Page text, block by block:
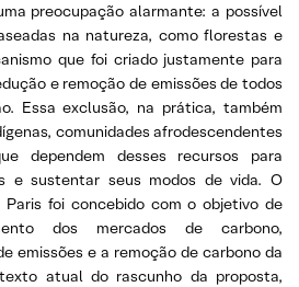
preocupação alarmante: a possível
na natureza, como florestas e
que foi criado justamente para
e remoção de emissões de todos
Essa exclusão, na prática, também
comunidades afrodescendentes
dependem desses recursos para
e sustentar seus modos de vida. O
foi concebido com o objetivo de
dos mercados de carbono,
emissões e a remoção de carbono da
atual do rascunho da proposta,